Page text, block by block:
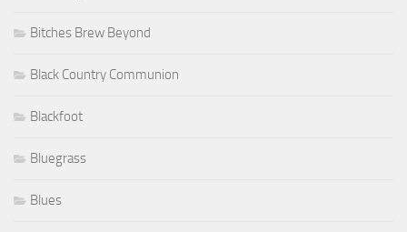
Bitches Brew Beyond
Black Country Communion
Blackfoot
Bluegrass
Blues